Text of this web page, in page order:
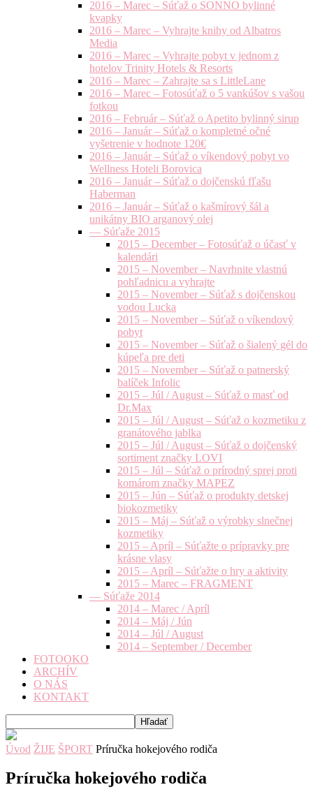
2016 – Marec – Súťaž o SONNO bylinné
kvapky
2016 – Marec – Vyhrajte knihy od Albatros
Media
2016 – Marec – Vyhrajte pobyt v jednom z
hotelov Trinity Hotels & Resorts
2016 – Marec – Zahrajte sa s LittleLane
2016 – Marec – Fotosúťaž o 5 vankúšov s vašou
fotkou
2016 – Február – Súťaž o Apetito bylinný sirup
2016 – Január – Súťaž o kompletné očné
vyšetrenie v hodnote 120€
2016 – Január – Súťaž o víkendový pobyt vo
Wellness Hoteli Borovica
2016 – Január – Súťaž o dojčenskú fľašu
Haberman
2016 – Január – Súťaž o kašmírový šál a
unikátny BIO arganový olej
— Súťaže 2015
2015 – December – Fotosúťaž o účasť v
kalendári
2015 – November – Navrhnite vlastnú
pohľadnicu a vyhrajte
2015 – November – Súťaž s dojčenskou
vodou Lucka
2015 – November – Súťaž o víkendový
pobyt
2015 – November – Súťaž o šialený gél do
kúpeľa pre deti
2015 – November – Súťaž o patnerský
balíček Infolic
2015 – Júl / August – Súťaž o masť od
Dr.Max
2015 – Júl / August – Súťaž o kozmetiku z
granátového jablka
2015 – Júl / August – Súťaž o dojčenský
sortiment značky LOVI
2015 – Júl – Súťaž o prírodný sprej proti
komárom značky MAPEZ
2015 – Jún – Súťaž o produkty detskej
biokozmetiky
2015 – Máj – Súťaž o výrobky slnečnej
kozmetiky
2015 – Apríl – Súťažte o prípravky pre
krásne vlasy
2015 – Apríl – Súťažte o hry a aktivity
2015 – Marec – FRAGMENT
— Súťaže 2014
2014 – Marec / Apríl
2014 – Máj / Jún
2014 – Júl / August
2014 – September / December
FOTOOKO
ARCHÍV
O NÁS
KONTAKT
Úvod ŽIJE ŠPORT Príručka hokejového rodiča
Príručka hokejového rodiča